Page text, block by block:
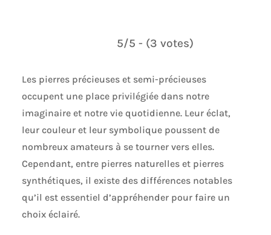
5/5 - (3 votes)
Les pierres précieuses et semi-précieuses
occupent une place privilégiée dans notre
imaginaire et notre vie quotidienne. Leur éclat,
leur couleur et leur symbolique poussent de
nombreux amateurs à se tourner vers elles.
Cependant, entre pierres naturelles et pierres
synthétiques, il existe des différences notables
qu’il est essentiel d’appréhender pour faire un
choix éclairé.